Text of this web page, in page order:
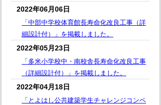
2022年06月06日
「中部中学校体育館長寿命化改良工事（詳
細設計付）」を掲載しました。
2022年05月23日
「多米小学校中・南校舎長寿命化改良工事
（詳細設計付）」を掲載しました。
2022年04月18日
「とよはし公共建築学生チャレンジコンペ